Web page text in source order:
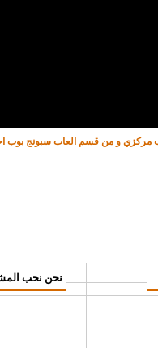
مركزي و من قسم العاب سبونج بوب
♥ نحن نحب